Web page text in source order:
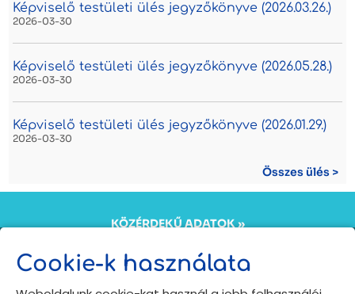
Képviselő testületi ülés jegyzőkönyve (2026.03.26.)
2026-03-30
Képviselő testületi ülés jegyzőkönyve (2026.05.28.)
2026-03-30
Képviselő testületi ülés jegyzőkönyve (2026.01.29.)
2026-03-30
Összes ülés >
Cookie-k használata
KÖZÉRDEKŰ ADATOK »
ÖNKORMÁNYZATI INTÉZMÉNYEK ADATKEZELÉSI
TÁJÉKOZTATÓJA »
Copyright © 2024